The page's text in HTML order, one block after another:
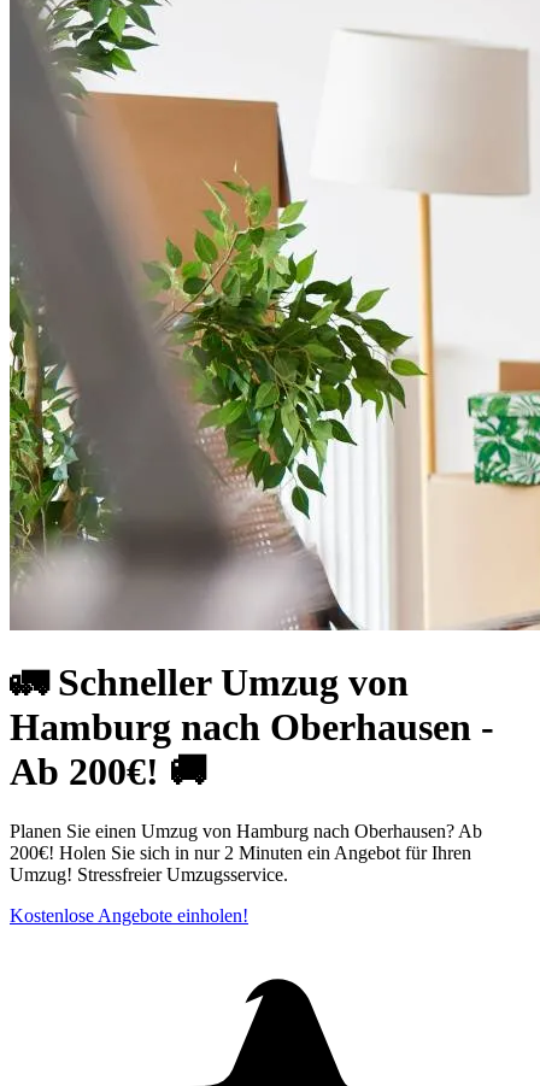
🚛 Schneller Umzug von
Hamburg nach Oberhausen -
Ab 200€! 🚚
Planen Sie einen Umzug von Hamburg nach Oberhausen? Ab
200€! Holen Sie sich in nur 2 Minuten ein Angebot für Ihren
Umzug! Stressfreier Umzugsservice.
Kostenlose Angebote einholen!